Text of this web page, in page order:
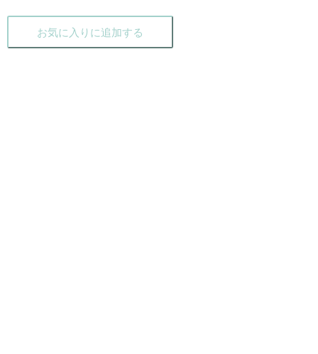
お気に入りに追加する